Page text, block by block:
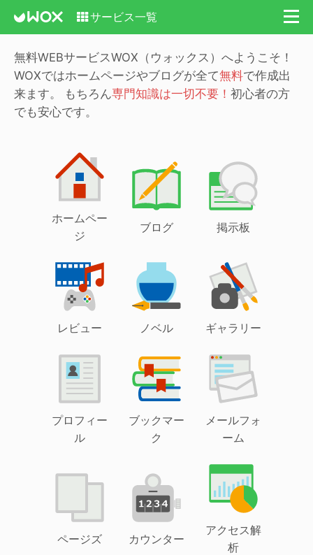
サービス一覧
無料WEBサービスWOX（ウォックス）へようこそ！
WOXではホームページやブログが全て無料で作成出
来ます。
もちろん専門知識は一切不要！ 初心者の方
でも安心です。
ホームペー
ジ
ブログ 掲示板
レビュー ノベル ギャラリー
プロフィー
ル
ブックマー
ク
メールフォ
ーム
ページズ カウンター
アクセス解
析